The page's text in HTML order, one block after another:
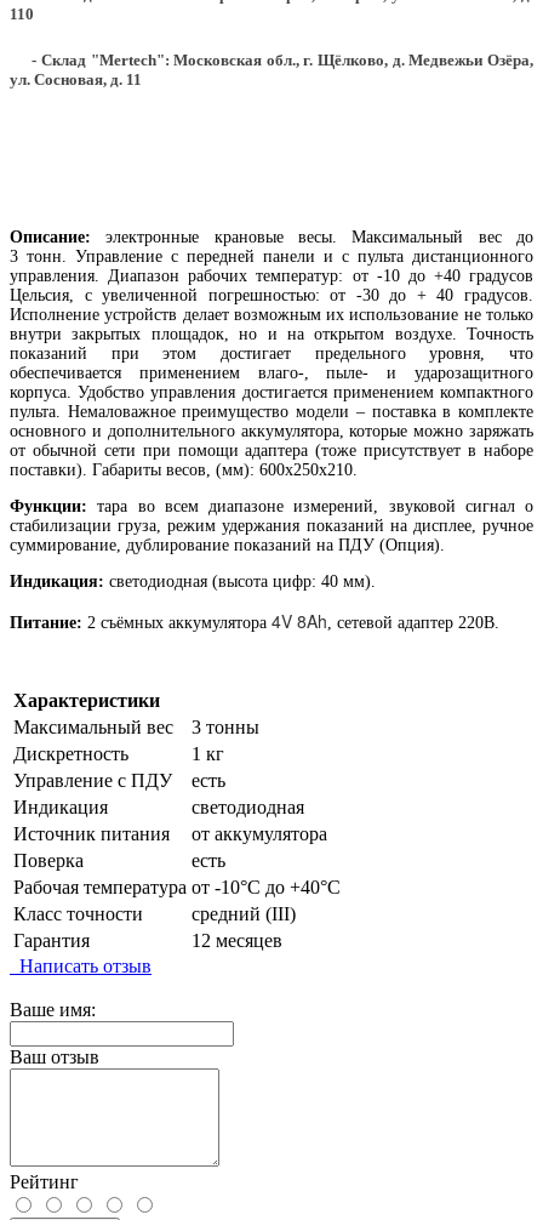
110
- Склад "Mertech": Московская обл., г. Щёлково, д. Медвежьи Озёра,
ул. Сосновая, д. 11
Описание: электронные крановые весы. Максимальный вес до
3 тонн. Управление с передней панели и с пульта дистанционного
управления. Диапазон рабочих температур: от -10 до +40 градусов
Цельсия, с увеличенной погрешностью: от -30 до + 40 градусов.
Исполнение устройств делает возможным их использование не только
внутри закрытых площадок, но и на открытом воздухе. Точность
показаний при этом достигает предельного уровня, что
обеспечивается применением влаго-, пыле- и ударозащитного
корпуса. Удобство управления достигается применением компактного
пульта. Немаловажное преимущество модели – поставка в комплекте
основного и дополнительного аккумулятора, которые можно заряжать
от обычной сети при помощи адаптера (тоже присутствует в наборе
поставки). Габариты весов, (мм): 600х250х210.
Функции: тара во всем диапазоне измерений, звуковой сигнал о
стабилизации груза, режим удержания показаний на дисплее, ручное
суммирование, дублирование показаний на ПДУ (Опция).
Индикация: светодиодная (высота цифр: 40 мм).
Питание: 2 съёмных аккумулятора 4V 8Ah, сетевой адаптер 220В.
Характеристики
Максимальный вес
3 тонны
Дискретность
1 кг
Управление с ПДУ
есть
Индикация
светодиодная
Источник питания
от аккумулятора
Поверка
есть
Рабочая температура от -10°C до +40°C
Класс точности
средний (III)
Гарантия
12 месяцев
Написать отзыв
Ваше имя:
Ваш отзыв
Рейтинг